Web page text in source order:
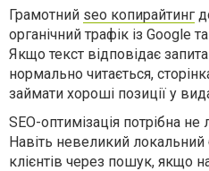
Грамотний seo копирайтинг
органічний трафік із Google
Якщо текст відповідає
нормально читається,
займати хороші позиції у
SEO-оптимізація потрібна
Навіть невеликий
клієнтів через пошук, якщо